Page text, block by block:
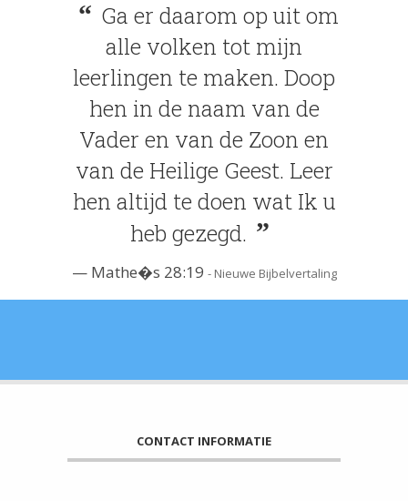
Ga er daarom op uit om
alle volken tot mijn
leerlingen te maken. Doop
hen in de naam van de
Vader en van de Zoon en
van de Heilige Geest. Leer
hen altijd te doen wat Ik u
heb gezegd.
Mathe�s 28:19 - Nieuwe Bijbelvertaling
CONTACT INFORMATIE